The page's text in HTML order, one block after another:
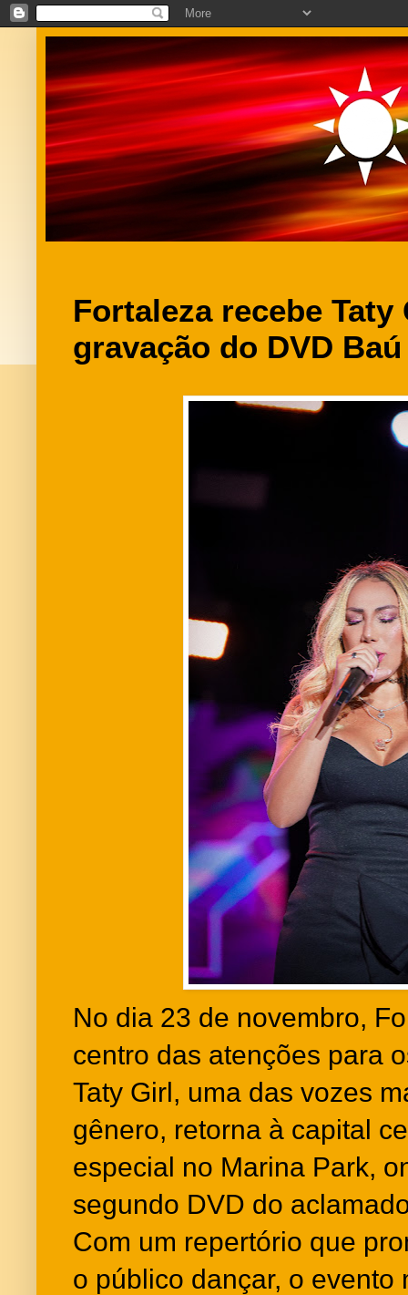
Fortaleza recebe Taty
gravação do DVD
No dia 23 de novembro,
centro das atenções para
Taty Girl, uma das vozes
gênero, retorna à capital
especial no Marina Park,
segundo DVD do
Com um repertório que
o público dançar, o evento